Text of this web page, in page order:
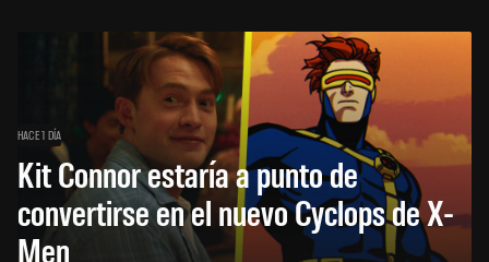
HACE 1 DÍA
Kit Connor estaría a punto de
convertirse en el nuevo Cyclops de X-
Men